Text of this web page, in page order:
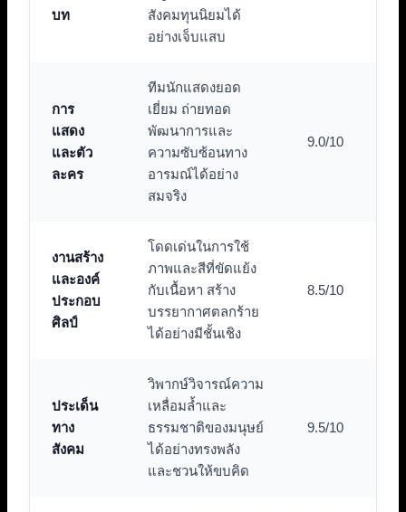
บท
สังคมทุนนิยมได้
อย่างเจ็บแสบ
การ
แสดง
และตัว
ละคร
ทีมนักแสดงยอด
เยี่ยม ถ่ายทอด
พัฒนาการและ
ความซับซ้อนทาง
อารมณ์ได้อย่าง
สมจริง
9.0/10
งานสร้าง
และองค์
ประกอบ
ศิลป์
โดดเด่นในการใช้
ภาพและสีที่ขัดแย้ง
กับเนื้อหา สร้าง
บรรยากาศตลกร้าย
ได้อย่างมีชั้นเชิง
8.5/10
ประเด็น
ทาง
สังคม
วิพากษ์วิจารณ์ความ
เหลื่อมล้ำและ
ธรรมชาติของมนุษย์
ได้อย่างทรงพลัง
และชวนให้ขบคิด
9.5/10